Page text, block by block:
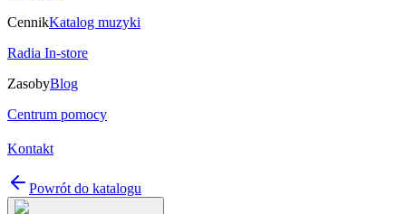
CennikKatalog muzyki
Radia In-store
ZasobyBlog
Centrum pomocy
Kontakt
Powrót do katalogu